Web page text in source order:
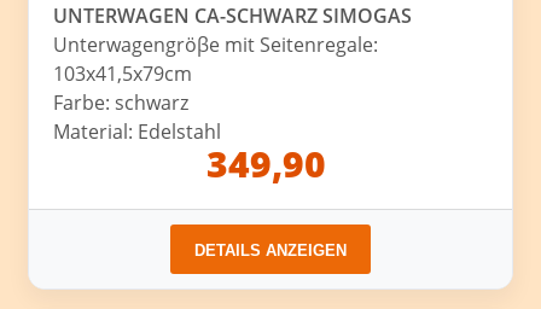
UNTERWAGEN CA-SCHWARZ SIMOGAS
Unterwagengröβe mit Seitenregale:
103x41,5x79cm
Farbe: schwarz
Material: Edelstahl
349,90
DETAILS ANZEIGEN